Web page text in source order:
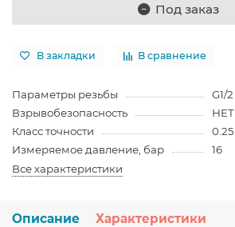
Под заказ
В закладки В сравнение
Параметры резьбы
G1/2
Взрывобезопасность
НЕТ
Класс точности
0.25
Измеряемое давление, бар
16
Все характеристики
Описание Характеристики